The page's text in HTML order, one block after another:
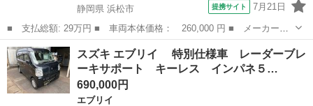
静岡県 浜松市
提携サイト 7月21日
■ 支払総額: 29万円 ■ 車両本体価格： 260,000 円 ■ メーカー
名： スズキ ■ 車種名： エブリイワゴン ■ グレード名： Ｊ
Ｐ キーレス・エアコン・ＣＤステレオ・パワーステアリング・パワ
ーウインドウ・電動...
静岡 浜松市 エブリイ
スズキ エブリイ 特別仕様車 レーダーブレ
ーキサポート キーレス インパネ５…
690,000円
エブリイ